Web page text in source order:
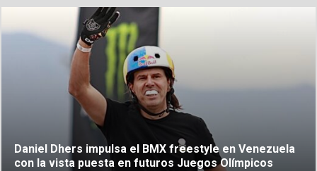
Daniel Dhers impulsa el BMX freestyle en Venezuela
con la vista puesta en futuros Juegos Olímpicos